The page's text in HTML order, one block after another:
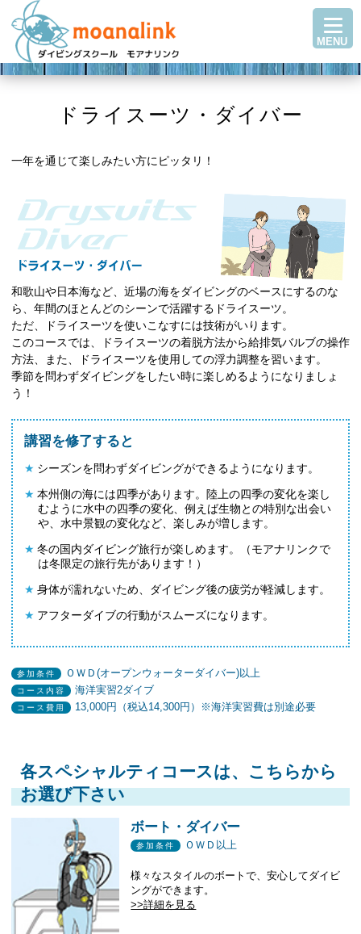
TOP
ステップアップ
ダイビングブログ
Q＆A・お客様の声
アクセス
MENU
ドライスーツ・ダイバー
一年を通じて楽しみたい方にピッタリ！
和歌山や日本海など、近場の海をダイビングのベースにするのな
ら、年間のほとんどのシーンで活躍するドライスーツ。
ただ、ドライスーツを使いこなすには技術がいります。
このコースでは、ドライスーツの着脱方法から給排気バルブの操作
方法、また、ドライスーツを使用しての浮力調整を習います。
季節を問わずダイビングをしたい時に楽しめるようになりましょ
う！
講習を修了すると
シーズンを問わずダイビングができるようになります。
本州側の海には四季があります。陸上の四季の変化を楽し
むように水中の四季の変化、例えば生物との特別な出会い
や、水中景観の変化など、楽しみが増します。
冬の国内ダイビング旅行が楽しめます。（モアナリンクで
は冬限定の旅行先があります！）
身体が濡れないため、ダイビング後の疲労が軽減します。
アフターダイブの行動がスムーズになります。
参加条件 ＯＷＤ(オープンウォーターダイバー)以上
コース内容 海洋実習2ダイブ
コース費用 13,000円（税込14,300円）※海洋実習費は別途必要
各スペシャルティコースは、こちらから
お選び下さい
ボート・ダイバー
参加条件 ＯＷＤ以上
様々なスタイルのボートで、安心してダイビ
ングができます。
>>詳細を見る